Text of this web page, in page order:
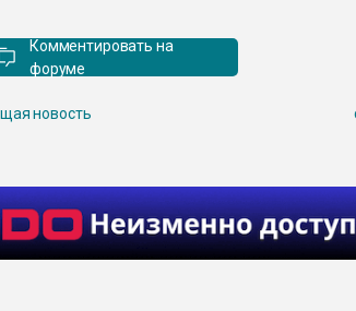
Комментировать на
форуме
новость